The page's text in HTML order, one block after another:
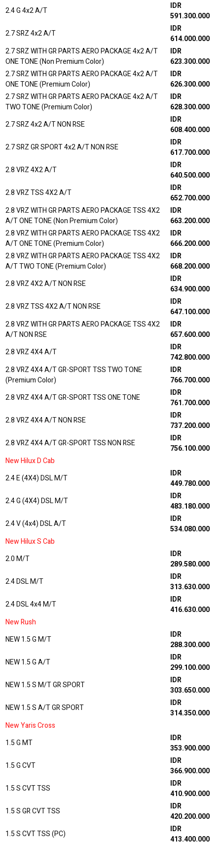
2.4 G 4x2 A/T
IDR
591.300.000
2.7 SRZ 4x2 A/T
IDR
614.000.000
2.7 SRZ WITH GR PARTS AERO PACKAGE 4x2 A/T
ONE TONE (Non Premium Color)
IDR
623.300.000
2.7 SRZ WITH GR PARTS AERO PACKAGE 4x2 A/T
ONE TONE (Premium Color)
IDR
626.300.000
2.7 SRZ WITH GR PARTS AERO PACKAGE 4x2 A/T
TWO TONE (Premium Color)
IDR
628.300.000
2.7 SRZ 4x2 A/T NON RSE
IDR
608.400.000
2.7 SRZ GR SPORT 4x2 A/T NON RSE
IDR
617.700.000
2.8 VRZ 4X2 A/T
IDR
640.500.000
2.8 VRZ TSS 4X2 A/T
IDR
652.700.000
2.8 VRZ WITH GR PARTS AERO PACKAGE TSS 4X2
A/T ONE TONE (Non Premium Color)
IDR
663.200.000
2.8 VRZ WITH GR PARTS AERO PACKAGE TSS 4X2
A/T ONE TONE (Premium Color)
IDR
666.200.000
2.8 VRZ WITH GR PARTS AERO PACKAGE TSS 4X2
A/T TWO TONE (Premium Color)
IDR
668.200.000
2.8 VRZ 4X2 A/T NON RSE
IDR
634.900.000
2.8 VRZ TSS 4X2 A/T NON RSE
IDR
647.100.000
2.8 VRZ WITH GR PARTS AERO PACKAGE TSS 4X2
A/T NON RSE
IDR
657.600.000
2.8 VRZ 4X4 A/T
IDR
742.800.000
2.8 VRZ 4X4 A/T GR-SPORT TSS TWO TONE
(Premium Color)
IDR
766.700.000
2.8 VRZ 4X4 A/T GR-SPORT TSS ONE TONE
IDR
761.700.000
2.8 VRZ 4X4 A/T NON RSE
IDR
737.200.000
2.8 VRZ 4X4 A/T GR-SPORT TSS NON RSE
IDR
756.100.000
New Hilux D Cab
2.4 E (4X4) DSL M/T
IDR
449.780.000
2.4 G (4X4) DSL M/T
IDR
483.180.000
2.4 V (4x4) DSL A/T
IDR
534.080.000
New Hilux S Cab
2.0 M/T
IDR
289.580.000
2.4 DSL M/T
IDR
313.630.000
2.4 DSL 4x4 M/T
IDR
416.630.000
New Rush
NEW 1.5 G M/T
IDR
288.300.000
NEW 1.5 G A/T
IDR
299.100.000
NEW 1.5 S M/T GR SPORT
IDR
303.650.000
NEW 1.5 S A/T GR SPORT
IDR
314.350.000
New Yaris Cross
1.5 G MT
IDR
353.900.000
1.5 G CVT
IDR
366.900.000
1.5 S CVT TSS
IDR
410.900.000
1.5 S GR CVT TSS
IDR
420.200.000
1.5 S CVT TSS (PC)
IDR
413.400.000